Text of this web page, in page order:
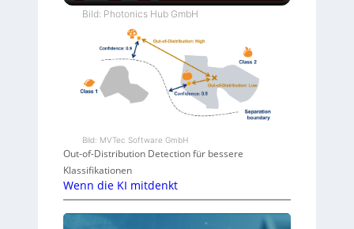
Bild: Photonics Hub GmbH
Bild: MVTec Software GmbH
Out-of-Distribution Detection für bessere
Klassifikationen
Wenn die KI mitdenkt